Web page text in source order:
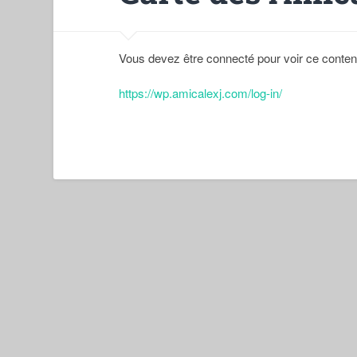
Vous devez être connecté pour voir ce
https://wp.amicalexj.com/log-in/